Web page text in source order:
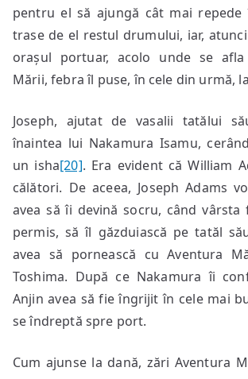
pentru el să ajungă cât mai repede
trase de el restul drumului, iar,
orașul portuar, acolo unde se
Mării, febra îl puse, în cele din urmă,
Joseph, ajutat de vasalii tatălui
înaintea lui Nakamura Isamu,
un isha[20]. Era evident că William
călători. De aceea, Joseph Adams
avea să îi devină socru, când
permis, să îl găzduiască pe tatăl
avea să pornească cu Aventura
Toshima. După ce Nakamura îi
Anjin avea să fie îngrijit în cele mai
se îndreptă spre port.
Cum ajunse la dană, zări Aventura